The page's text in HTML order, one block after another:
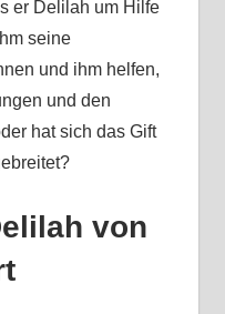
er Delilah um Hilfe
seine
und ihm helfen,
und den
hat sich das Gift
von